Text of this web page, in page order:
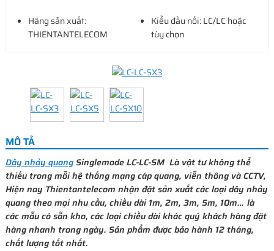
Hãng sản xuất:
THIENTANTELECOM
Kiểu đầu nối: LC/LC hoặc
tùy chọn
MÔ TẢ
Dây nhảy quangSinglemode LC-LC-SM Là vật tư không thể
thiếu trong mỗi hệ thống mạng cáp quang, viễn thông và CCTV,
Hiện nay Thientantelecom nhận đặt sản xuất các loại dây nhảy
quang theo mọi nhu cầu, chiều dài 1m, 2m, 3m, 5m, 10m… là
các mẫu có sẵn kho, các loại chiều dài khác quý khách hàng đặt
hàng nhanh trong ngày. Sản phẩm được bảo hành 12 tháng,
chất lượng tốt nhất.